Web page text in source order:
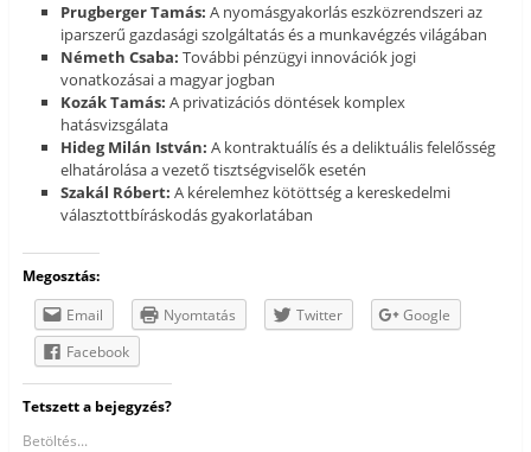
Prugberger Tamás: A nyomásgyakorlás eszközrendszeri az
iparszerű gazdasági szolgáltatás és a munkavégzés világában
Németh Csaba: További pénzügyi innovációk jogi
vonatkozásai a magyar jogban
Kozák Tamás: A privatizációs döntések komplex
hatásvizsgálata
Hideg Milán István: A kontraktuálís és a deliktuális felelősség
elhatárolása a vezető tisztségviselők esetén
Szakál Róbert: A kérelemhez kötöttség a kereskedelmi
választottbíráskodás gyakorlatában
Megosztás:
Email
Nyomtatás Twitter
Google
Facebook
Tetszett a bejegyzés?
Betöltés...